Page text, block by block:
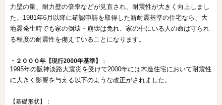
力壁の量、耐力壁の倍率などが見直され、耐震性が大きく向上しまし
た。1981年6月以降に確認申請を取得した新耐震基準の住宅なら、大
地震発生時でも家の倒壊・崩壊は免れ、家の中にいる人の命は守られ
る程度の耐震性を備えていることになります。
・２０００年【現行2000年基準】 ：
1995年の阪神淡路大震災を受けて2000年には木造住宅において耐震性
に大きく影響を与える以下のような改正がされました。
【基礎形状】：